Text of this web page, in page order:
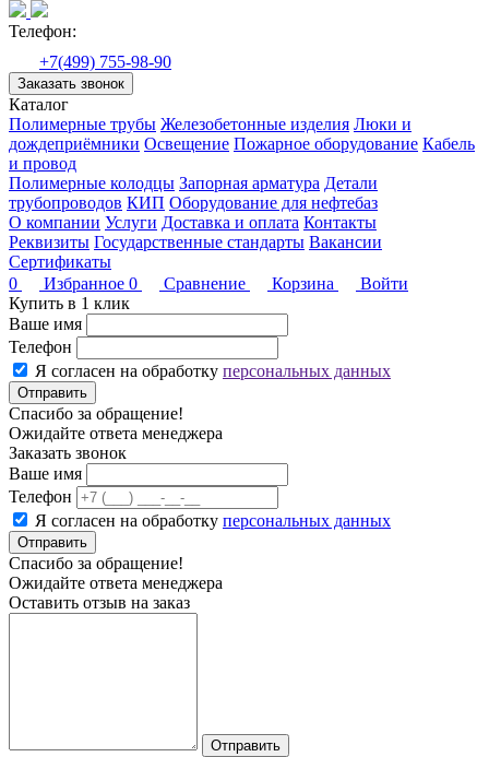
Телефон:
+7(499) 755-98-90
Заказать звонок
Каталог
Полимерные трубы Железобетонные изделия Люки и
дождеприёмники Освещение Пожарное оборудование Кабель
и провод
Полимерные колодцы Запорная арматура Детали
трубопроводов КИП Оборудование для нефтебаз
О компании Услуги Доставка и оплата Контакты
Реквизиты Государственные стандарты Вакансии
Сертификаты
0
Избранное 0 Сравнение Корзина
Войти
Купить в 1 клик
Ваше имя
Телефон
Я согласен на обработку персональных данных
Отправить
Спасибо за обращение!
Ожидайте ответа менеджера
Заказать звонок
Ваше имя
Телефон
Я согласен на обработку персональных данных
Отправить
Спасибо за обращение!
Ожидайте ответа менеджера
Оставить отзыв на заказ
Отправить